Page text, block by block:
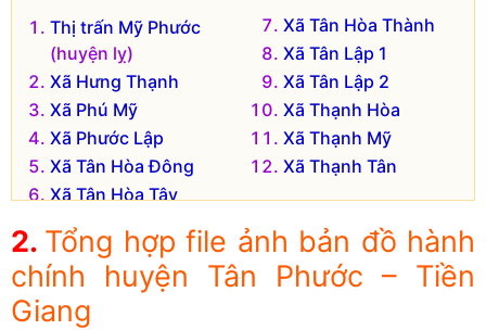
Thị trấn Mỹ Phước
(huyện lỵ)
Xã Hưng Thạnh
Xã Phú Mỹ
Xã Phước Lập
Xã Tân Hòa Đông
Xã Tân Hòa Tây
Xã Tân Hòa Thành
Xã Tân Lập 1
Xã Tân Lập 2
Xã Thạnh Hòa
Xã Thạnh Mỹ
Xã Thạnh Tân
Đơn vị hành chính cũ hiện không còn tồn tại là:
Xã Mỹ Phước
Tổng hợp file ảnh bản đồ hành
chính huyện Tân Phước – Tiền
Giang